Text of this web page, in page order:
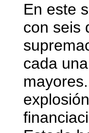
En este
con seis
cada